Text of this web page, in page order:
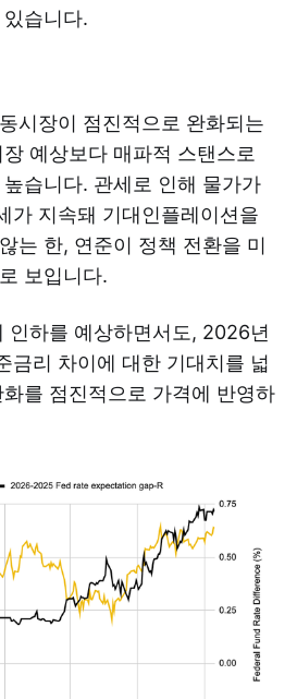
습니다.
시장이 점진적으로 완화되는
예상보다 매파적 스탠스로
습니다. 관세로 인해 물가가
가 지속돼 기대인플레이션을
는 한, 연준이 정책 전환을 미
보입니다.
인하를 예상하면서도, 2026년
금리 차이에 대한 기대치를 넓
를 점진적으로 가격에 반영하